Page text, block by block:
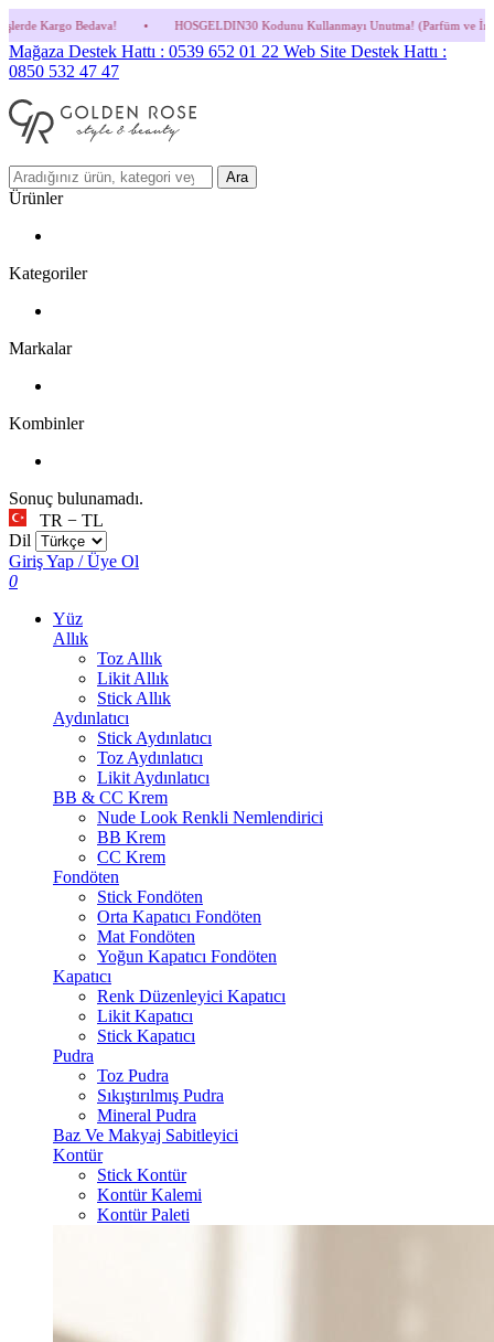
• HOSGELDIN30 Kodunu Kullanmayı Unutma! (Parfüm ve İndirimli Ürünlerde
Mağaza Destek Hattı : 0539 652 01 22 Web Site Destek Hattı :
0850 532 47 47
Ara
Ürünler
Kategoriler
Markalar
Kombinler
Sonuç bulunamadı.
TR − TL
Dil
Giriş Yap / Üye Ol
0
Yüz
Allık
Toz Allık
Likit Allık
Stick Allık
Aydınlatıcı
Stick Aydınlatıcı
Toz Aydınlatıcı
Likit Aydınlatıcı
BB & CC Krem
Nude Look Renkli Nemlendirici
BB Krem
CC Krem
Fondöten
Stick Fondöten
Orta Kapatıcı Fondöten
Mat Fondöten
Yoğun Kapatıcı Fondöten
Kapatıcı
Renk Düzenleyici Kapatıcı
Likit Kapatıcı
Stick Kapatıcı
Pudra
Toz Pudra
Sıkıştırılmış Pudra
Mineral Pudra
Baz Ve Makyaj Sabitleyici
Kontür
Stick Kontür
Kontür Kalemi
Kontür Paleti